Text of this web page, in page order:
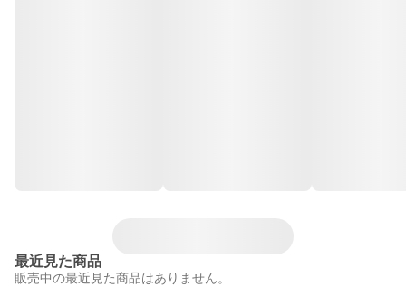
最近見た商品
販売中の最近見た商品はありません。